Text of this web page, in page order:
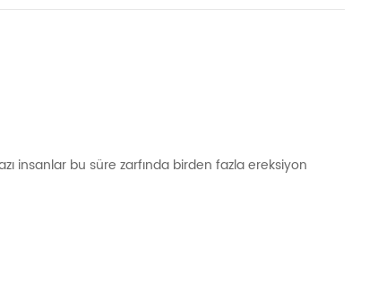
insanlar bu süre zarfında birden fazla ereksiyon